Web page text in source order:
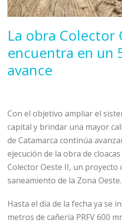
La obra Colector
encuentra en un
avance
Con el objetivo ampliar el
capital y brindar una mayor
de Catamarca continúa
ejecución de la obra de
Colector Oeste II, un proyecto
saneamiento de la Zona Oeste.
Hasta el día de la fecha ya se
metros de cañería PRFV 600